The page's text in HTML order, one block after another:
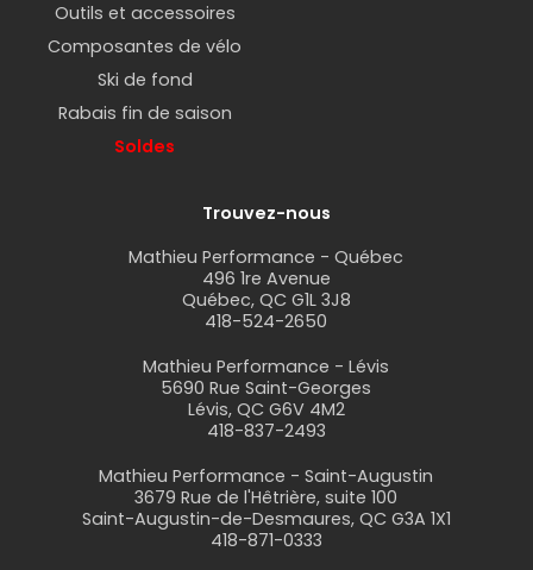
Outils et accessoires
Composantes de vélo
Ski de fond
Rabais fin de saison
Soldes
Trouvez-nous
Mathieu Performance - Québec
496 1re Avenue
Québec, QC G1L 3J8
418-524-2650
Mathieu Performance - Lévis
5690 Rue Saint-Georges
Lévis, QC G6V 4M2
418-837-2493
Mathieu Performance - Saint-Augustin
3679 Rue de l'Hêtrière, suite 100
Saint-Augustin-de-Desmaures, QC G3A 1X1
418-871-0333